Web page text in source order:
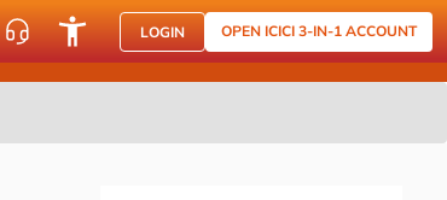
LOGIN OPEN ICICI 3-IN-1 ACCOUNT